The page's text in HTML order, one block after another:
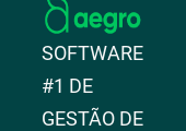
SOFTWARE
#1 DE
GESTÃO DE